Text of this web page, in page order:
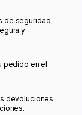
de seguridad
y
pedido en el
devoluciones